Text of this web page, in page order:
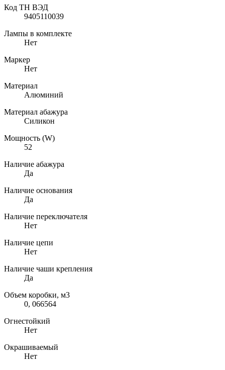
Код ТН ВЭД
9405110039
Лампы в комплекте
Нет
Маркер
Нет
Материал
Алюминий
Материал абажура
Силикон
Мощность (W)
52
Наличие абажура
Да
Наличие основания
Да
Наличие переключателя
Нет
Наличие цепи
Нет
Наличие чаши крепления
Да
Объем коробки, м3
0, 066564
Огнестойкий
Нет
Окрашиваемый
Нет